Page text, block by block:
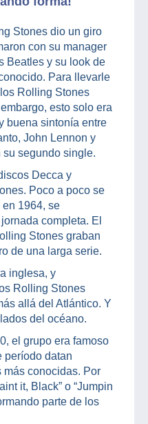
Stones dio un giro
con su manager
Beatles y su look de
Para llevarle
Rolling Stones
esto solo era
buena sintonía entre
John Lennon y
su segundo single.
Decca y
Poco a poco se
en 1964, se
completa. El
Stones graban
de una larga serie.
inglesa, y
Rolling Stones
allá del Atlántico. Y
del océano.
el grupo era famoso
período datan
conocidas. Por
it, Black” o “Jumpin
parte de los